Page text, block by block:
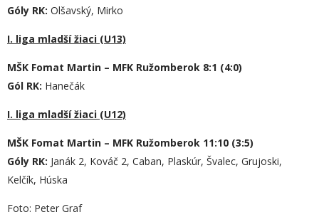
Góly RK: Olšavský, Mirko
I. liga mladší žiaci (U13)
MŠK Fomat Martin – MFK Ružomberok 8:1 (4:0)
Gól RK: Hanečák
I. liga mladší žiaci (U12)
MŠK Fomat Martin – MFK Ružomberok 11:10 (3:5)
Góly RK: Janák 2, Kováč 2, Caban, Plaskúr, Švalec, Grujoski,
Kelčík, Húska
Foto: Peter Graf